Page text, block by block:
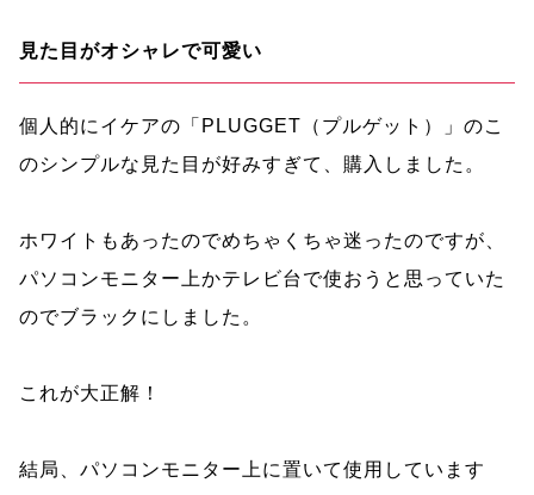
見た目がオシャレで可愛い
個人的にイケアの「PLUGGET（プルゲット）」のこ
のシンプルな見た目が好みすぎて、購入しました。
ホワイトもあったのでめちゃくちゃ迷ったのですが、
パソコンモニター上かテレビ台で使おうと思っていた
のでブラックにしました。
これが大正解！
結局、パソコンモニター上に置いて使用しています